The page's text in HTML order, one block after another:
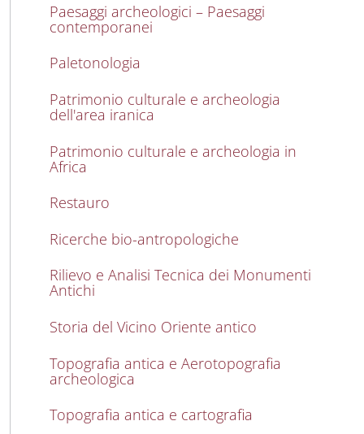
Paesaggi archeologici – Paesaggi
contemporanei
Paletonologia
Patrimonio culturale e archeologia
dell'area iranica
Patrimonio culturale e archeologia in
Africa
Restauro
Ricerche bio-antropologiche
Rilievo e Analisi Tecnica dei Monumenti
Antichi
Storia del Vicino Oriente antico
Topografia antica e Aerotopografia
archeologica
Topografia antica e cartografia